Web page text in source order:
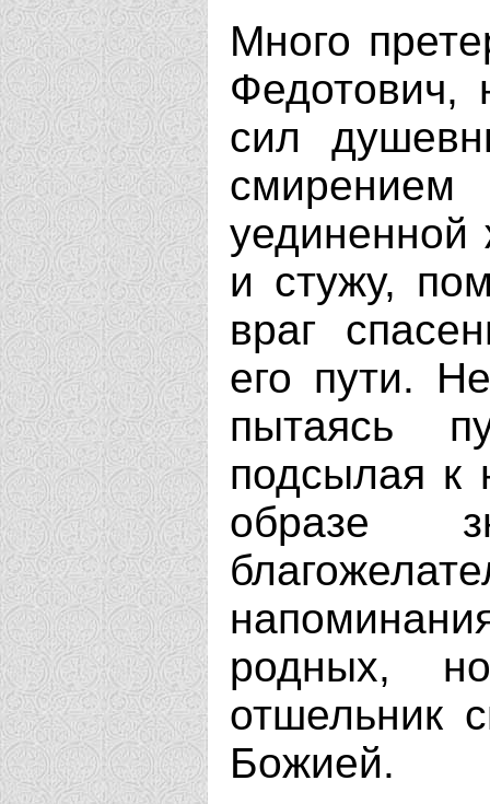
Много
Федотович,
сил
уединенной
и стужу,
враг
его пути.
пытаясь
подсылая к
образе
родных,
отшельник
Божией.